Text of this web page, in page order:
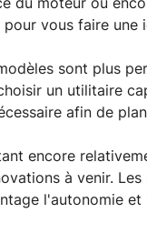
vous faire
sont plus
un utilitaire
afin de
encore
à venir.
l'autonomie